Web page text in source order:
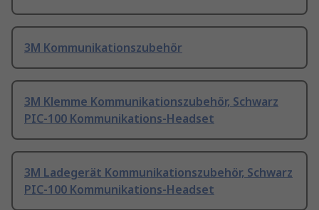
3M Kommunikationszubehör
3M Klemme Kommunikationszubehör, Schwarz
PIC-100 Kommunikations-Headset
3M Ladegerät Kommunikationszubehör, Schwarz
PIC-100 Kommunikations-Headset